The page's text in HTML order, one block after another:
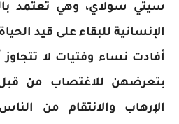
سيتي سولاي، وهي تعتمد
الإنسانية للبقاء على قيد
أفادت نساء وفتيات لا
بتعرضهن للاغتصاب من
الإرهاب والانتقام من